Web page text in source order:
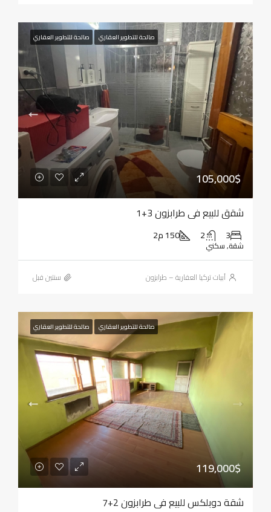
صالحة للتطوير العقاري صالحة للتطوير العقاري
105,000$
شقق للبيع في طرابزون 3+1
3
2 150 م2
شقة, سكني
أبيات تركيا العقارية – طرابزون ‏سنتين قبل
صالحة للتطوير العقاري صالحة للتطوير العقاري
119,000$
شقة دوبلكس للبيع في طرابزون 2+7